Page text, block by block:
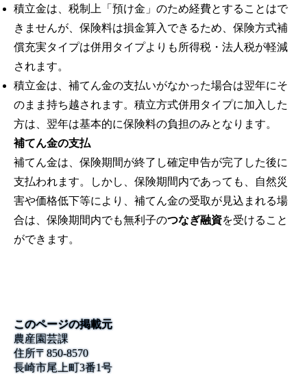
積立金は、税制上「預け金」のため経費とすることはで
きませんが、保険料は損金算入できるため、保険方式補
償充実タイプは併用タイプよりも所得税・法人税が軽減
されます。
積立金は、補てん金の支払いがなかった場合は翌年にそ
のまま持ち越されます。積立方式併用タイプに加入した
方は、翌年は基本的に保険料の負担のみとなります。
補てん金の支払
補てん金は、保険期間が終了し確定申告が完了した後に
支払われます。しかし、保険期間内であっても、自然災
害や価格低下等により、補てん金の受取が見込まれる場
合は、保険期間内でも無利子のつなぎ融資を受けること
ができます。
このページの掲載元
農産園芸課
住所〒850-8570
長崎市尾上町3番1号